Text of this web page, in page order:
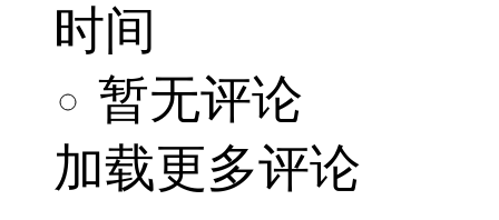
时间
暂无评论
加载更多评论